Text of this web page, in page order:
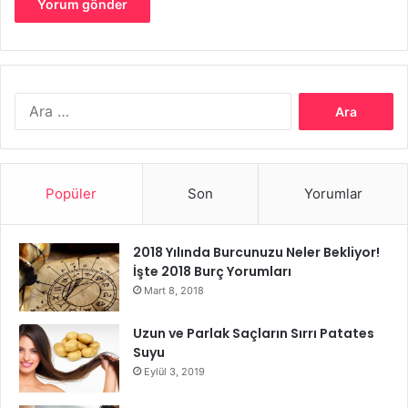
Bu engellerin üstesinden gelmek için, bağırsakla ilgili
ve iltihaplanmayı tetikleyebilecek bazı yiyeceklerden
kaçınmayı hedefleyin. Bunlara sağlıklı alternatiflerle
kaldırmak ve değiştirmek isteyeceğiniz metabolizma ölüm
Popüler Son Yorumlar
2018 Yılında Burcunuzu Neler Bekliyor!
İşte 2018 Burç Yorumları
Mart 8, 2018
Uzun ve Parlak Saçların Sırrı Patates
Suyu
Eylül 3, 2019